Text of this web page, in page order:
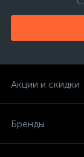
Акции и скидки
Бренды